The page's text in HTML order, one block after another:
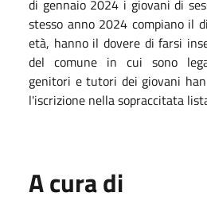
di gennaio 2024 i giovani di
stesso anno 2024 compiano il
età, hanno il dovere di farsi
del comune in cui sono
genitori e tutori dei giovani
l'iscrizione nella sopraccitata
A cura di